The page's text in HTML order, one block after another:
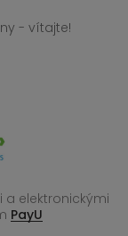
- vítajte!
elektronickými
PayU